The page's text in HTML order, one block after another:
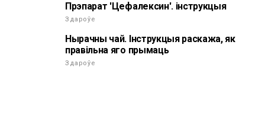
Прэпарат 'Цефалексин'. інструкцыя
Здароўе
Нырачны чай. Інструкцыя раскажа, як
правільна яго прымаць
Здароўе